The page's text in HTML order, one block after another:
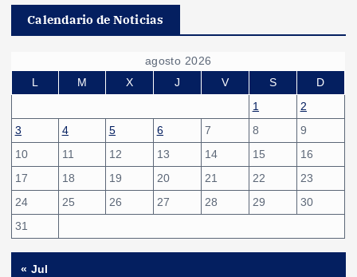
Calendario de Noticias
agosto 2026
L
M X J V S
D
1
2
3
4 5 6 7 8
9
10
11 12 13 14 15
16
17
18 19 20 21 22
23
24
25 26 27 28 29
30
31
« Jul